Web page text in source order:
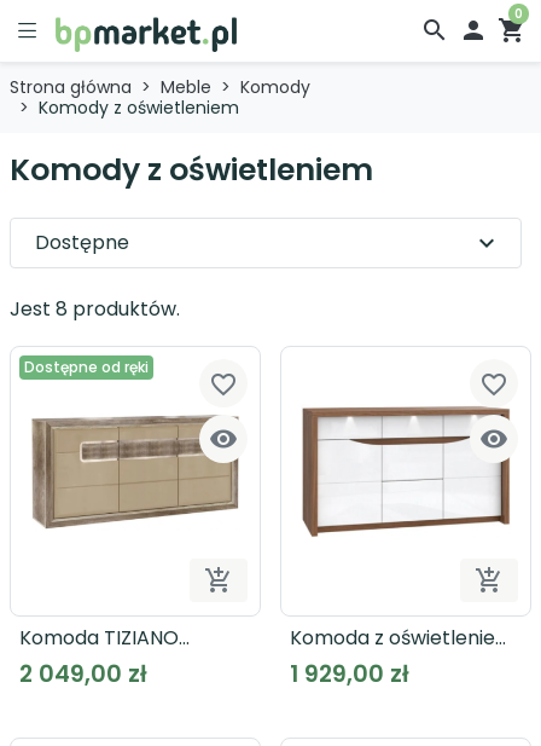
search  shopping_cart
0
Strona główna Meble
Komody
Komody z oświetleniem
Komody z oświetleniem
Jest 8 produktów.
Dostępne expand_more
Dostępne od ręki


Dodaj do koszyka
favorite_border
Komoda TIZIANO
TZK23B
2 049,00 zł


favorite_border
Komoda z oświetleniem
SAINT TROPEZ STZK231B
1 929,00 zł